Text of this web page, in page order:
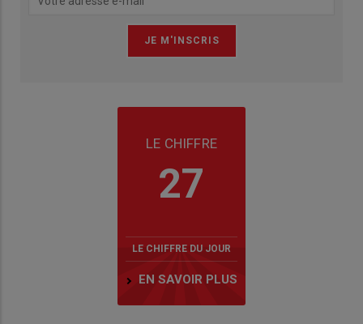
LE CHIFFRE
27
LE CHIFFRE DU JOUR
EN SAVOIR PLUS